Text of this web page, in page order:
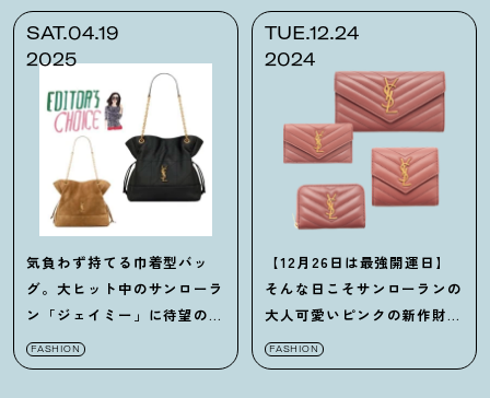
SAT.04.19
2025
気負わず持てる巾着型バッ
グ。大ヒット中のサンローラ
ン「ジェイミー」に待望のス
モールサイズが登場！
FASHION
TUE.12.24
2024
【12月26日は最強開運日】
そんな日こそサンローランの
大人可愛いピンクの新作財布
がオススメです
FASHION